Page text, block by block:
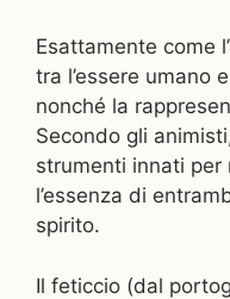
Esattamente come
tra l’essere umano
nonché la
Secondo gli
strumenti innati
l’essenza di
spirito.
Il feticcio (dal